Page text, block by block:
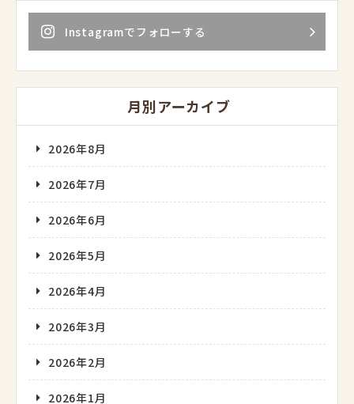
Instagramでフォローする
月別アーカイブ
2026年8月
2026年7月
2026年6月
2026年5月
2026年4月
2026年3月
2026年2月
2026年1月